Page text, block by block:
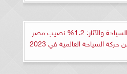
السياحة والآثار: 1.2% نصيب مصر
حركة السياحة العالمية في 2023